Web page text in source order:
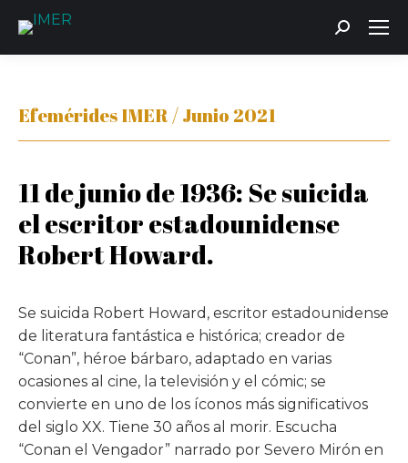
Buscar:
Efemérides IMER / Junio 2021
11 de junio de 1936: Se suicida
el escritor estadounidense
Robert Howard.
Se suicida Robert Howard, escritor estadounidense
de literatura fantástica e histórica; creador de
“Conan”, héroe bárbaro, adaptado en varias
ocasiones al cine, la televisión y el cómic; se
convierte en uno de los íconos más significativos
del siglo XX. Tiene 30 años al morir. Escucha
“Conan el Vengador” narrado por Severo Mirón en